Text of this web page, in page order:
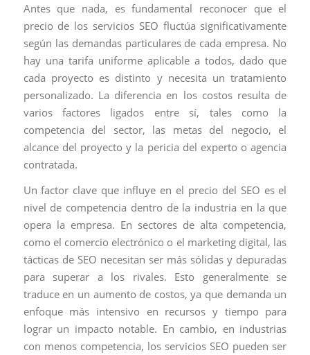
Antes que nada, es fundamental reconocer que el
precio de los servicios SEO fluctúa significativamente
según las demandas particulares de cada empresa. No
hay una tarifa uniforme aplicable a todos, dado que
cada proyecto es distinto y necesita un tratamiento
personalizado. La diferencia en los costos resulta de
varios factores ligados entre sí, tales como la
competencia del sector, las metas del negocio, el
alcance del proyecto y la pericia del experto o agencia
contratada.
Un factor clave que influye en el precio del SEO es el
nivel de competencia dentro de la industria en la que
opera la empresa. En sectores de alta competencia,
como el comercio electrónico o el marketing digital, las
tácticas de SEO necesitan ser más sólidas y depuradas
para superar a los rivales. Esto generalmente se
traduce en un aumento de costos, ya que demanda un
enfoque más intensivo en recursos y tiempo para
lograr un impacto notable. En cambio, en industrias
con menos competencia, los servicios SEO pueden ser